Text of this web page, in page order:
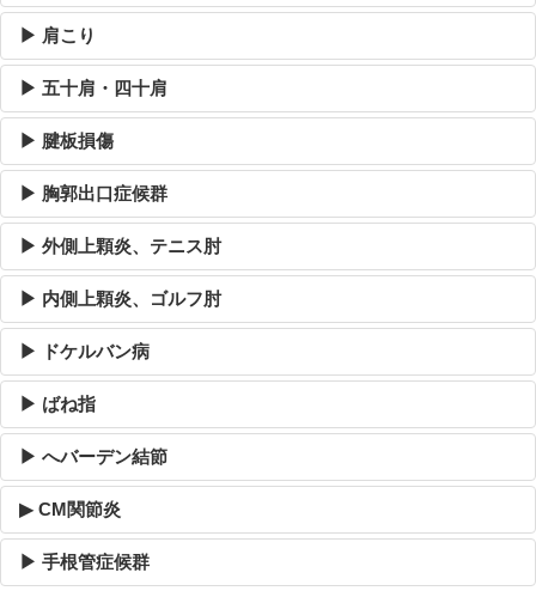
▶ 肩こり
▶ 五十肩・四十肩
▶ 腱板損傷
▶ 胸郭出口症候群
▶ 外側上顆炎、テニス肘
▶ 内側上顆炎、ゴルフ肘
▶ ドケルバン病
▶ ばね指
▶ へバーデン結節
▶ CM関節炎
▶ 手根管症候群